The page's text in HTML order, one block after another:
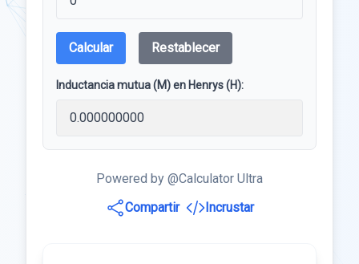
Calcular Restablecer
Inductancia mutua (M) en Henrys (H):
Powered by @Calculator Ultra
Compartir
Incrustar